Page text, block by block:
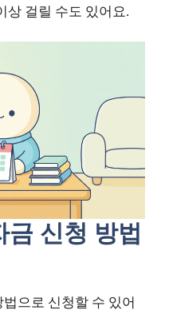
상 걸릴 수도 있어요.
금 신청 방법
으로 신청할 수 있어